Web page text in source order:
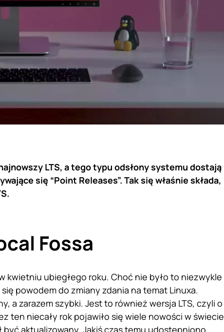
LTS, a tego typu odsłony systemu dostają
się “Point Releases”. Tak się właśnie składa,
Fossa
kwietniu ubiegłego roku. Choć nie było to niezwykle
powodem do zmiany zdania na temat Linuxa.
a zarazem szybki. Jest to również wersja LTS, czyli o
ten niecały rok pojawiło się wiele nowości w świecie
być aktualizowany. Jakiś czas temu udostępniono